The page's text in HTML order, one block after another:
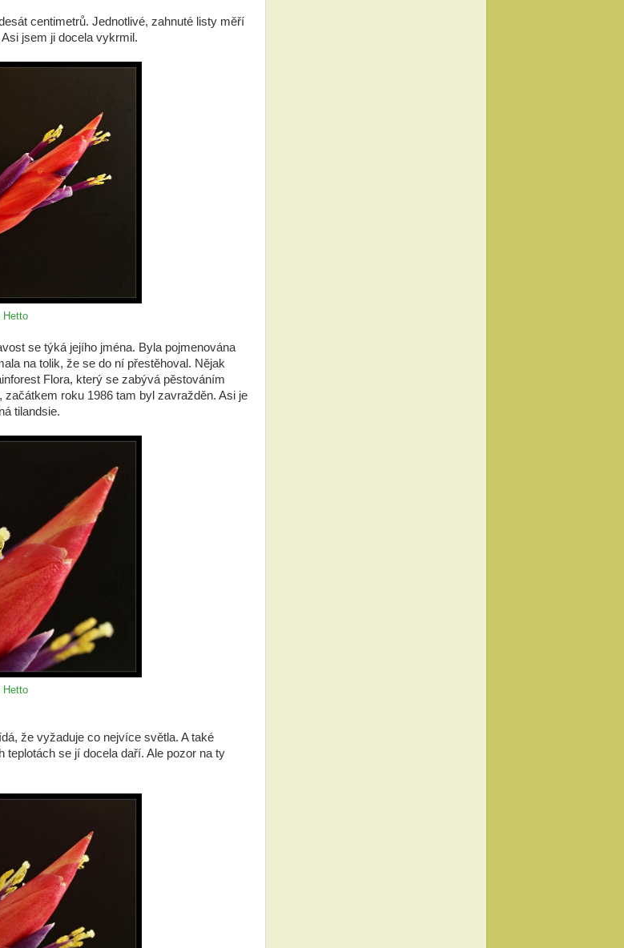
centimetrů. Jednotlivé, zahnuté listy měří
jsem ji docela vykrmil.
Hetto
se týká jejího jména. Byla pojmenována
na tolik, že se do ní přestěhoval. Nějak
Flora, který se zabývá pěstováním
roku 1986 tam byl zavražděn. Asi je
tilandsie.
Hetto
že vyžaduje co nejvíce světla. A také
se jí docela daří. Ale pozor na ty